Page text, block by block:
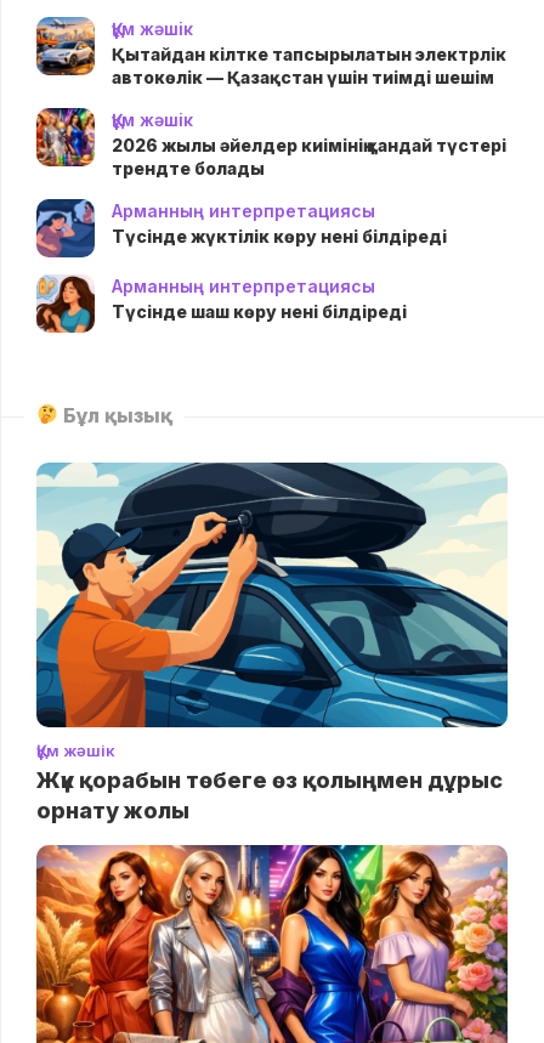
Құм жәшік
Қытайдан кілтке тапсырылатын электрлік
автокөлік — Қазақстан үшін тиімді шешім
Құм жәшік
2026 жылы әйелдер киімінің қандай түстері
трендте болады
Арманның интерпретациясы
Түсінде жүктілік көру нені білдіреді
Арманның интерпретациясы
Түсінде шаш көру нені білдіреді
Бұл қызық
Құм жәшік
Жүк қорабын төбеге өз қолыңмен дұрыс
орнату жолы